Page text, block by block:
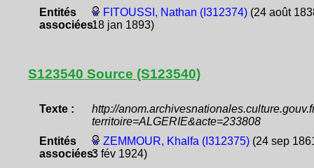
Entités
associées:
FITOUSSI, Nathan (I312374)(24 août
18 jan 1893)
S123540 Source (S123540)
Texte :
http://
territoire=ALGERIE&acte=233808
Entités
associées:
ZEMMOUR, Khalfa (I312375)(24 sep
3 fév 1924)